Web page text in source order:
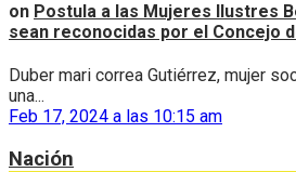
on Postula a las Mujeres Ilustres
sean reconocidas por el Concejo
Duber mari correa Gutiérrez, mujer
una...
Feb 17, 2024 a las 10:15 am
Nación